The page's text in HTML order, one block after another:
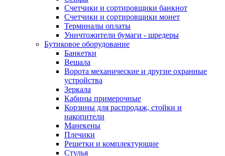
Счетчики и сортировщики банкнот
Счетчики и сортировщики монет
Терминалы оплаты
Уничтожители бумаги - шредеры
Бутиковое оборудование
Банкетки
Вешала
Ворота механические и другие охранные
устройства
Зеркала
Кабины примерочные
Корзины для распродаж, стойки и
накопители
Манекены
Плечики
Решетки и комплектующие
Стулья